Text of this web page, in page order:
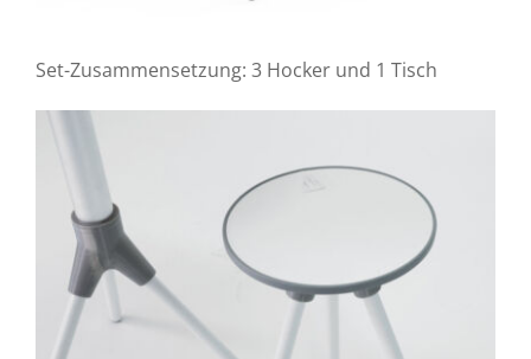
Set-Zusammensetzung: 3 Hocker und 1 Tisch